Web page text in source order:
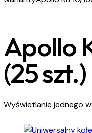
Apollo
(25 szt.)
Wyświetlanie jednego